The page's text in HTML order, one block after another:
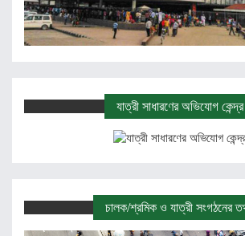
যাত্রী সাধারণের অভিযোগ কেন্দ্র
চালক/শ্রমিক ও যাত্রী সংগঠনের